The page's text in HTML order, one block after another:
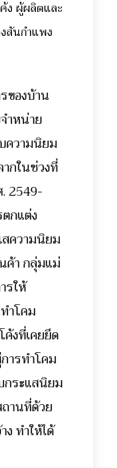
ง ผู้ผลิตและ
สันกำแพง
ของบ้าน
ำหน่าย
ความนิยม
กในช่วงที่
2549-
กแต่ง
สความนิยม
ค้า กลุ่มแม่
รให้
ำโคม
งที่เคยยึด
ารทำโคม
กระแสนิยม
านที่ด้วย
ง ทำให้ได้